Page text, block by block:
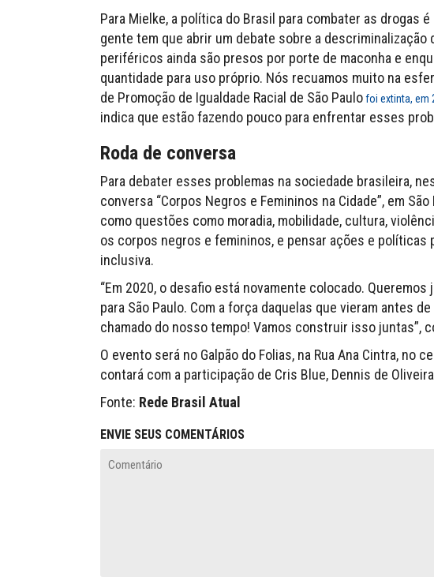
Para Mielke, a política do Brasil para combater as drogas
gente tem que abrir um debate sobre a
periféricos ainda são presos por porte de maconha e
quantidade para uso próprio. Nós recuamos muito na
de Promoção de Igualdade Racial de São Paulofoi extinta, em
indica que estão fazendo pouco para enfrentar esses
Roda de conversa
Para debater esses problemas na sociedade brasileira,
conversa “Corpos Negros e Femininos na Cidade”, em
como questões como moradia, mobilidade, cultura,
os corpos negros e femininos, e pensar ações e políticas
inclusiva.
“Em 2020, o desafio está novamente colocado.
para São Paulo. Com a força daquelas que vieram antes
chamado do nosso tempo! Vamos construir isso juntas”,
O evento será no Galpão do Folias, na Rua Ana Cintra, no
contará com a participação de Cris Blue, Dennis de
Fonte: Rede Brasil Atual
ENVIE SEUS COMENTÁRIOS